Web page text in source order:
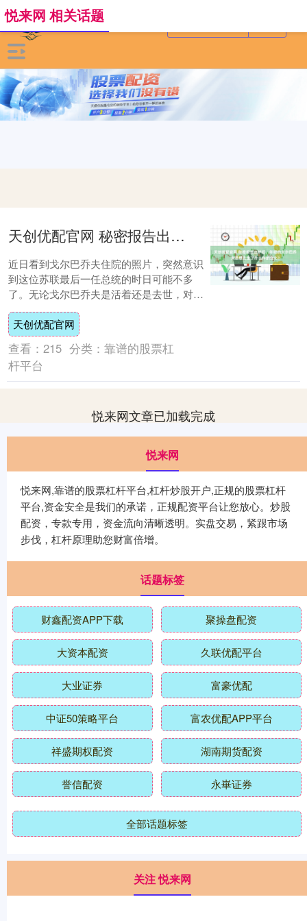
悦来网 相关话题
天创优配官网 秘密报告出炉后，年轻的戈尔巴乔夫思想发生了什么样的变化？
近日看到戈尔巴乔夫住院的照片，突然意识
到这位苏联最后一任总统的时日可能不多
了。无论戈尔巴乔夫是活着还是去世，对他
的研究都会继续下去。现在研究戈尔巴乔夫
的人有个疑....
天创优配官网
查看： 215 分类： 靠谱的股票杠
杆平台
悦来网文章已加载完成
悦来网
悦来网,靠谱的股票杠杆平台,杠杆炒股开户,正规的股票杠杆
平台,资金安全是我们的承诺，正规配资平台让您放心。炒股
配资，专款专用，资金流向清晰透明。实盘交易，紧跟市场
步伐，杠杆原理助您财富倍增。
话题标签
财鑫配资APP下载 聚操盘配资
大资本配资 久联优配平台
大业证券 富豪优配
中证50策略平台 富农优配APP平台
祥盛期权配资 湖南期货配资
誉信配资 永崋证券
全部话题标签
关注 悦来网